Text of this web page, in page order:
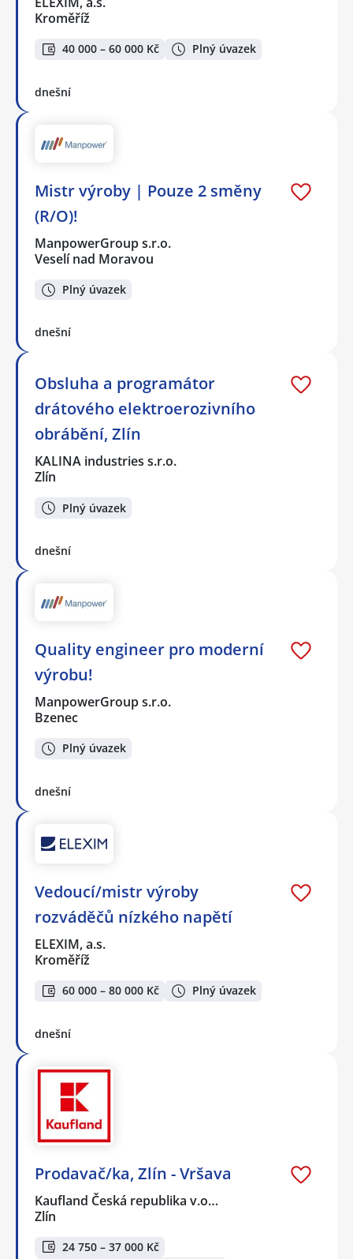
Kroměříž
40 000 – 60 000 Kč Plný úvazek
dnešní
Mistr výroby | Pouze 2 směny
(R/O)!
ManpowerGroup s.r.o.
Veselí nad Moravou
Plný úvazek
dnešní
Obsluha a programátor
drátového elektroerozivního
obrábění, Zlín
KALINA industries s.r.o.
Zlín
Plný úvazek
dnešní
Quality engineer pro moderní
výrobu!
ManpowerGroup s.r.o.
Bzenec
Plný úvazek
dnešní
Vedoucí/mistr výroby
rozváděčů nízkého napětí
ELEXIM, a.s.
Kroměříž
60 000 – 80 000 Kč Plný úvazek
dnešní
Prodavač/ka, Zlín - Vršava
Kaufland Česká republika v.o…
Zlín
24 750 – 37 000 Kč